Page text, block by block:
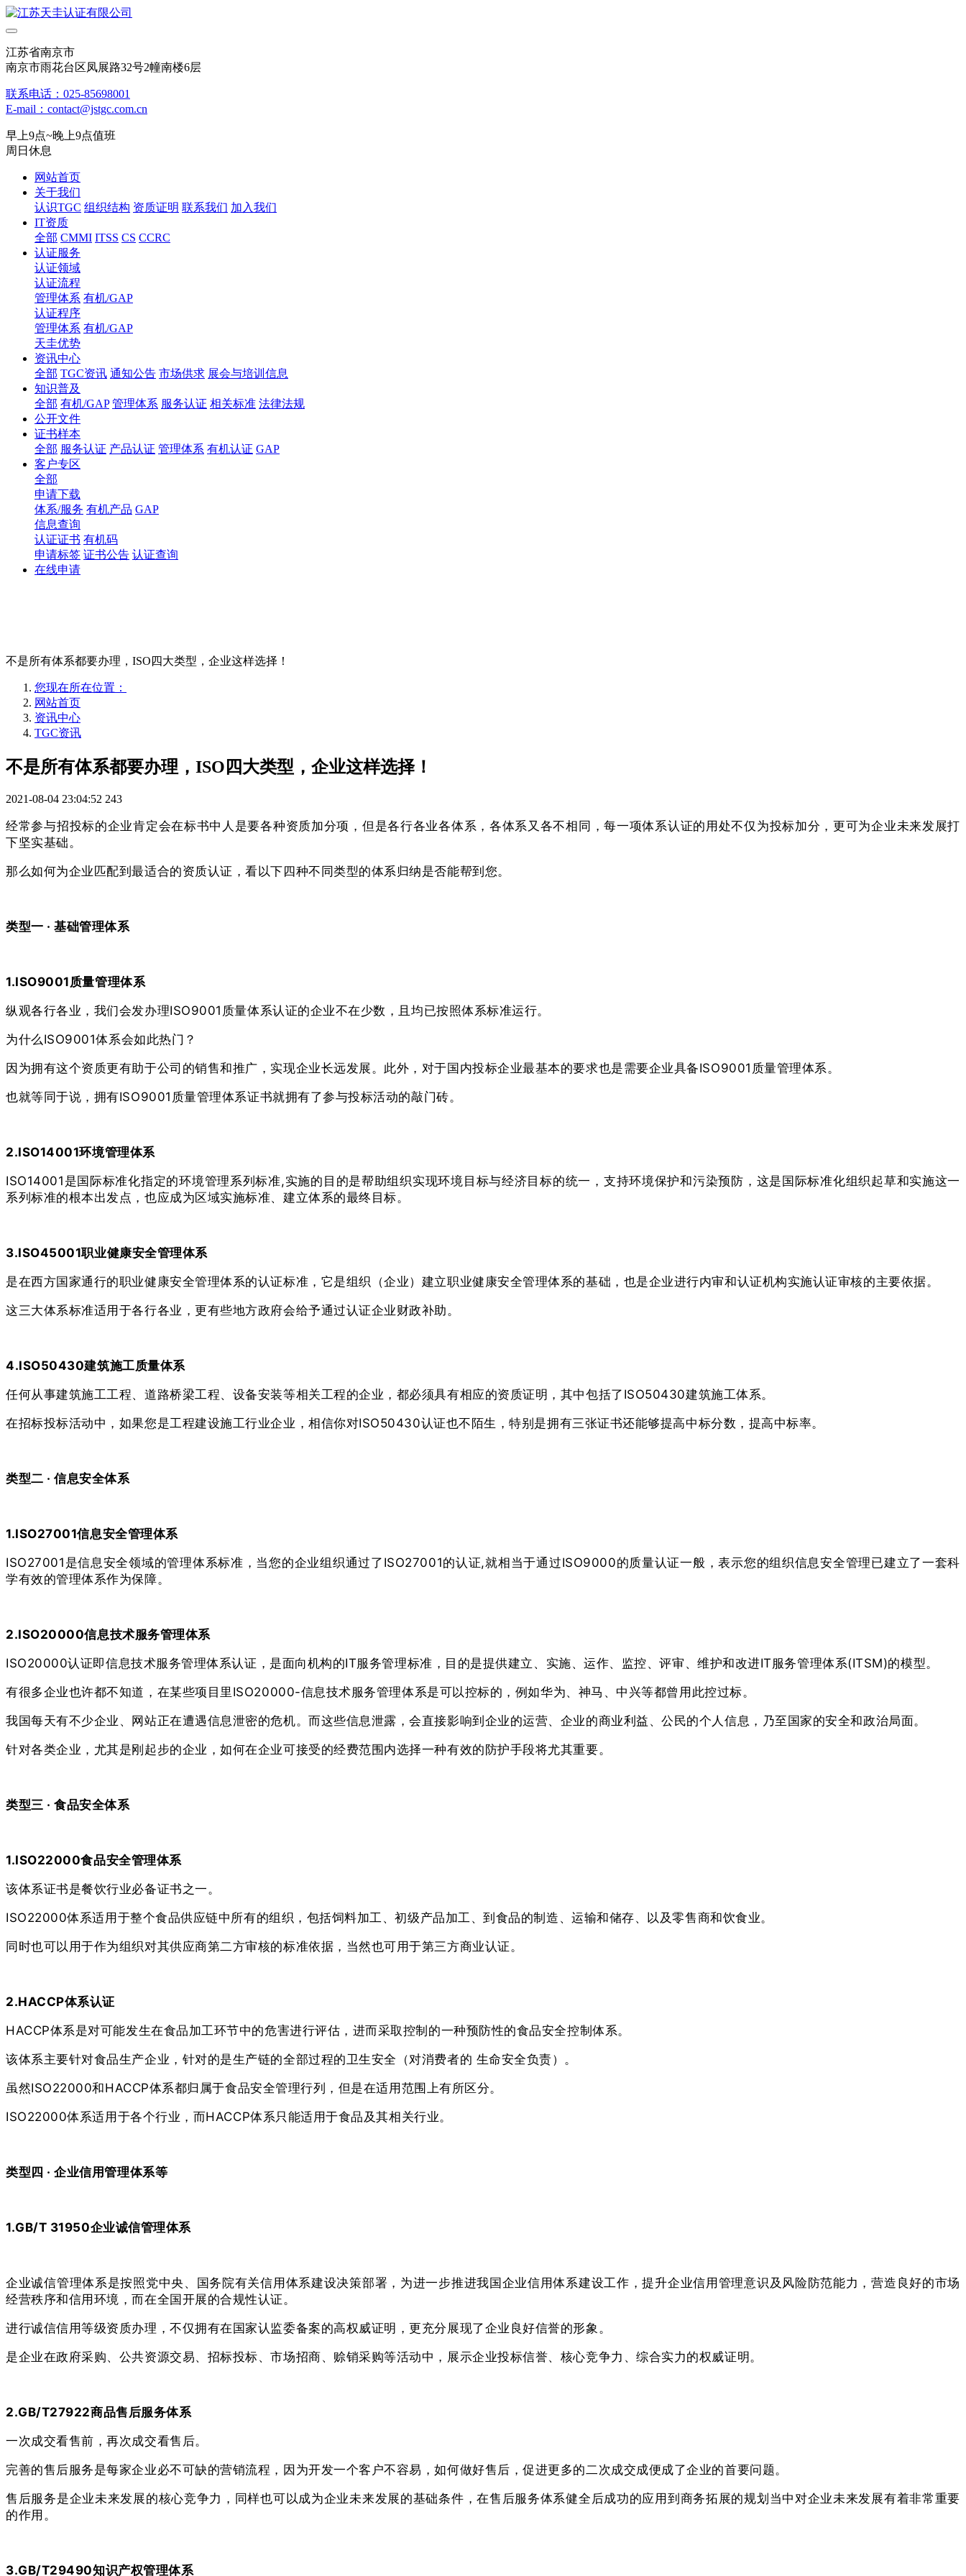
江苏省南京市
南京市雨花台区凤展路32号2幢南楼6层
联系电话：025-85698001
E-mail：contact@jstgc.com.cn
早上9点~晚上9点值班
周日休息
网站首页
关于我们
认识TGC 组织结构 资质证明 联系我们 加入我们
IT资质
全部 CMMI ITSS CS CCRC
认证服务
认证领域
认证流程
管理体系 有机/GAP
认证程序
管理体系 有机/GAP
天圭优势
资讯中心
全部 TGC资讯 通知公告 市场供求 展会与培训信息
知识普及
全部 有机/GAP 管理体系 服务认证 相关标准 法律法规
公开文件
证书样本
全部 服务认证 产品认证 管理体系 有机认证 GAP
客户专区
全部
申请下载
体系/服务 有机产品 GAP
信息查询
认证证书 有机码
申请标签 证书公告 认证查询
在线申请
不是所有体系都要办理，ISO四大类型，企业这样选择！
您现在所在位置：
网站首页
资讯中心
TGC资讯
不是所有体系都要办理，ISO四大类型，企业这样选择！
2021-08-04 23:04:52 243
经常参与招投标的企业肯定会在标书中人是要各种资质加分项，但是各行各业各体系，各体系又各不相同，每一项体系认证的用处不仅为投标加分，更可为企业未来发展打
下坚实基础。
那么如何为企业匹配到最适合的资质认证，看以下四种不同类型的体系归纳是否能帮到您。
类型一 · 基础管理体系
1.ISO9001质量管理体系
纵观各行各业，我们会发办理ISO9001质量体系认证的企业不在少数，且均已按照体系标准运行。
为什么ISO9001体系会如此热门？
因为拥有这个资质更有助于公司的销售和推广，实现企业长远发展。此外，对于国内投标企业最基本的要求也是需要企业具备ISO9001质量管理体系。
也就等同于说，拥有ISO9001质量管理体系证书就拥有了参与投标活动的敲门砖。
2.ISO14001环境管理体系
ISO14001是国际标准化指定的环境管理系列标准,实施的目的是帮助组织实现环境目标与经济目标的统一，支持环境保护和污染预防，这是国际标准化组织起草和实施这一
系列标准的根本出发点，也应成为区域实施标准、建立体系的最终目标。
3.ISO45001职业健康安全管理体系
是在西方国家通行的职业健康安全管理体系的认证标准，它是组织（企业）建立职业健康安全管理体系的基础，也是企业进行内审和认证机构实施认证审核的主要依据。
这三大体系标准适用于各行各业，更有些地方政府会给予通过认证企业财政补助。
4.ISO50430建筑施工质量体系
任何从事建筑施工工程、道路桥梁工程、设备安装等相关工程的企业，都必须具有相应的资质证明，其中包括了ISO50430建筑施工体系。
在招标投标活动中，如果您是工程建设施工行业企业，相信你对ISO50430认证也不陌生，特别是拥有三张证书还能够提高中标分数，提高中标率。
类型二 · 信息安全体系
1.ISO27001信息安全管理体系
ISO27001是信息安全领域的管理体系标准，当您的企业组织通过了ISO27001的认证,就相当于通过ISO9000的质量认证一般，表示您的组织信息安全管理已建立了一套科
学有效的管理体系作为保障。
2.ISO20000信息技术服务管理体系
ISO20000认证即信息技术服务管理体系认证，是面向机构的IT服务管理标准，目的是提供建立、实施、运作、监控、评审、维护和改进IT服务管理体系(ITSM)的模型。
有很多企业也许都不知道，在某些项目里ISO20000-信息技术服务管理体系是可以控标的，例如华为、神马、中兴等都曾用此控过标。
我国每天有不少企业、网站正在遭遇信息泄密的危机。而这些信息泄露，会直接影响到企业的运营、企业的商业利益、公民的个人信息，乃至国家的安全和政治局面。
针对各类企业，尤其是刚起步的企业，如何在企业可接受的经费范围内选择一种有效的防护手段将尤其重要。
类型三 · 食品安全体系
1.ISO22000食品安全管理体系
该体系证书是餐饮行业必备证书之一。
ISO22000体系适用于整个食品供应链中所有的组织，包括饲料加工、初级产品加工、到食品的制造、运输和储存、以及零售商和饮食业。
同时也可以用于作为组织对其供应商第二方审核的标准依据，当然也可用于第三方商业认证。
2.HACCP体系认证
HACCP体系是对可能发生在食品加工环节中的危害进行评估，进而采取控制的一种预防性的食品安全控制体系。
该体系主要针对食品生产企业，针对的是生产链的全部过程的卫生安全（对消费者的 生命安全负责）。
虽然ISO22000和HACCP体系都归属于食品安全管理行列，但是在适用范围上有所区分。
ISO22000体系适用于各个行业，而HACCP体系只能适用于食品及其相关行业。
类型四 · 企业信用管理体系等
1.GB/T 31950企业诚信管理体系
企业诚信管理体系是按照党中央、国务院有关信用体系建设决策部署，为进一步推进我国企业信用体系建设工作，提升企业信用管理意识及风险防范能力，营造良好的市场
经营秩序和信用环境，而在全国开展的合规性认证。
进行诚信信用等级资质办理，不仅拥有在国家认监委备案的高权威证明，更充分展现了企业良好信誉的形象。
是企业在政府采购、公共资源交易、招标投标、市场招商、赊销采购等活动中，展示企业投标信誉、核心竞争力、综合实力的权威证明。
2.GB/T27922商品售后服务体系
一次成交看售前，再次成交看售后。
完善的售后服务是每家企业必不可缺的营销流程，因为开发一个客户不容易，如何做好售后，促进更多的二次成交成便成了企业的首要问题。
售后服务是企业未来发展的核心竞争力，同样也可以成为企业未来发展的基础条件，在售后服务体系健全后成功的应用到商务拓展的规划当中对企业未来发展有着非常重要
的作用。
3.GB/T29490知识产权管理体系